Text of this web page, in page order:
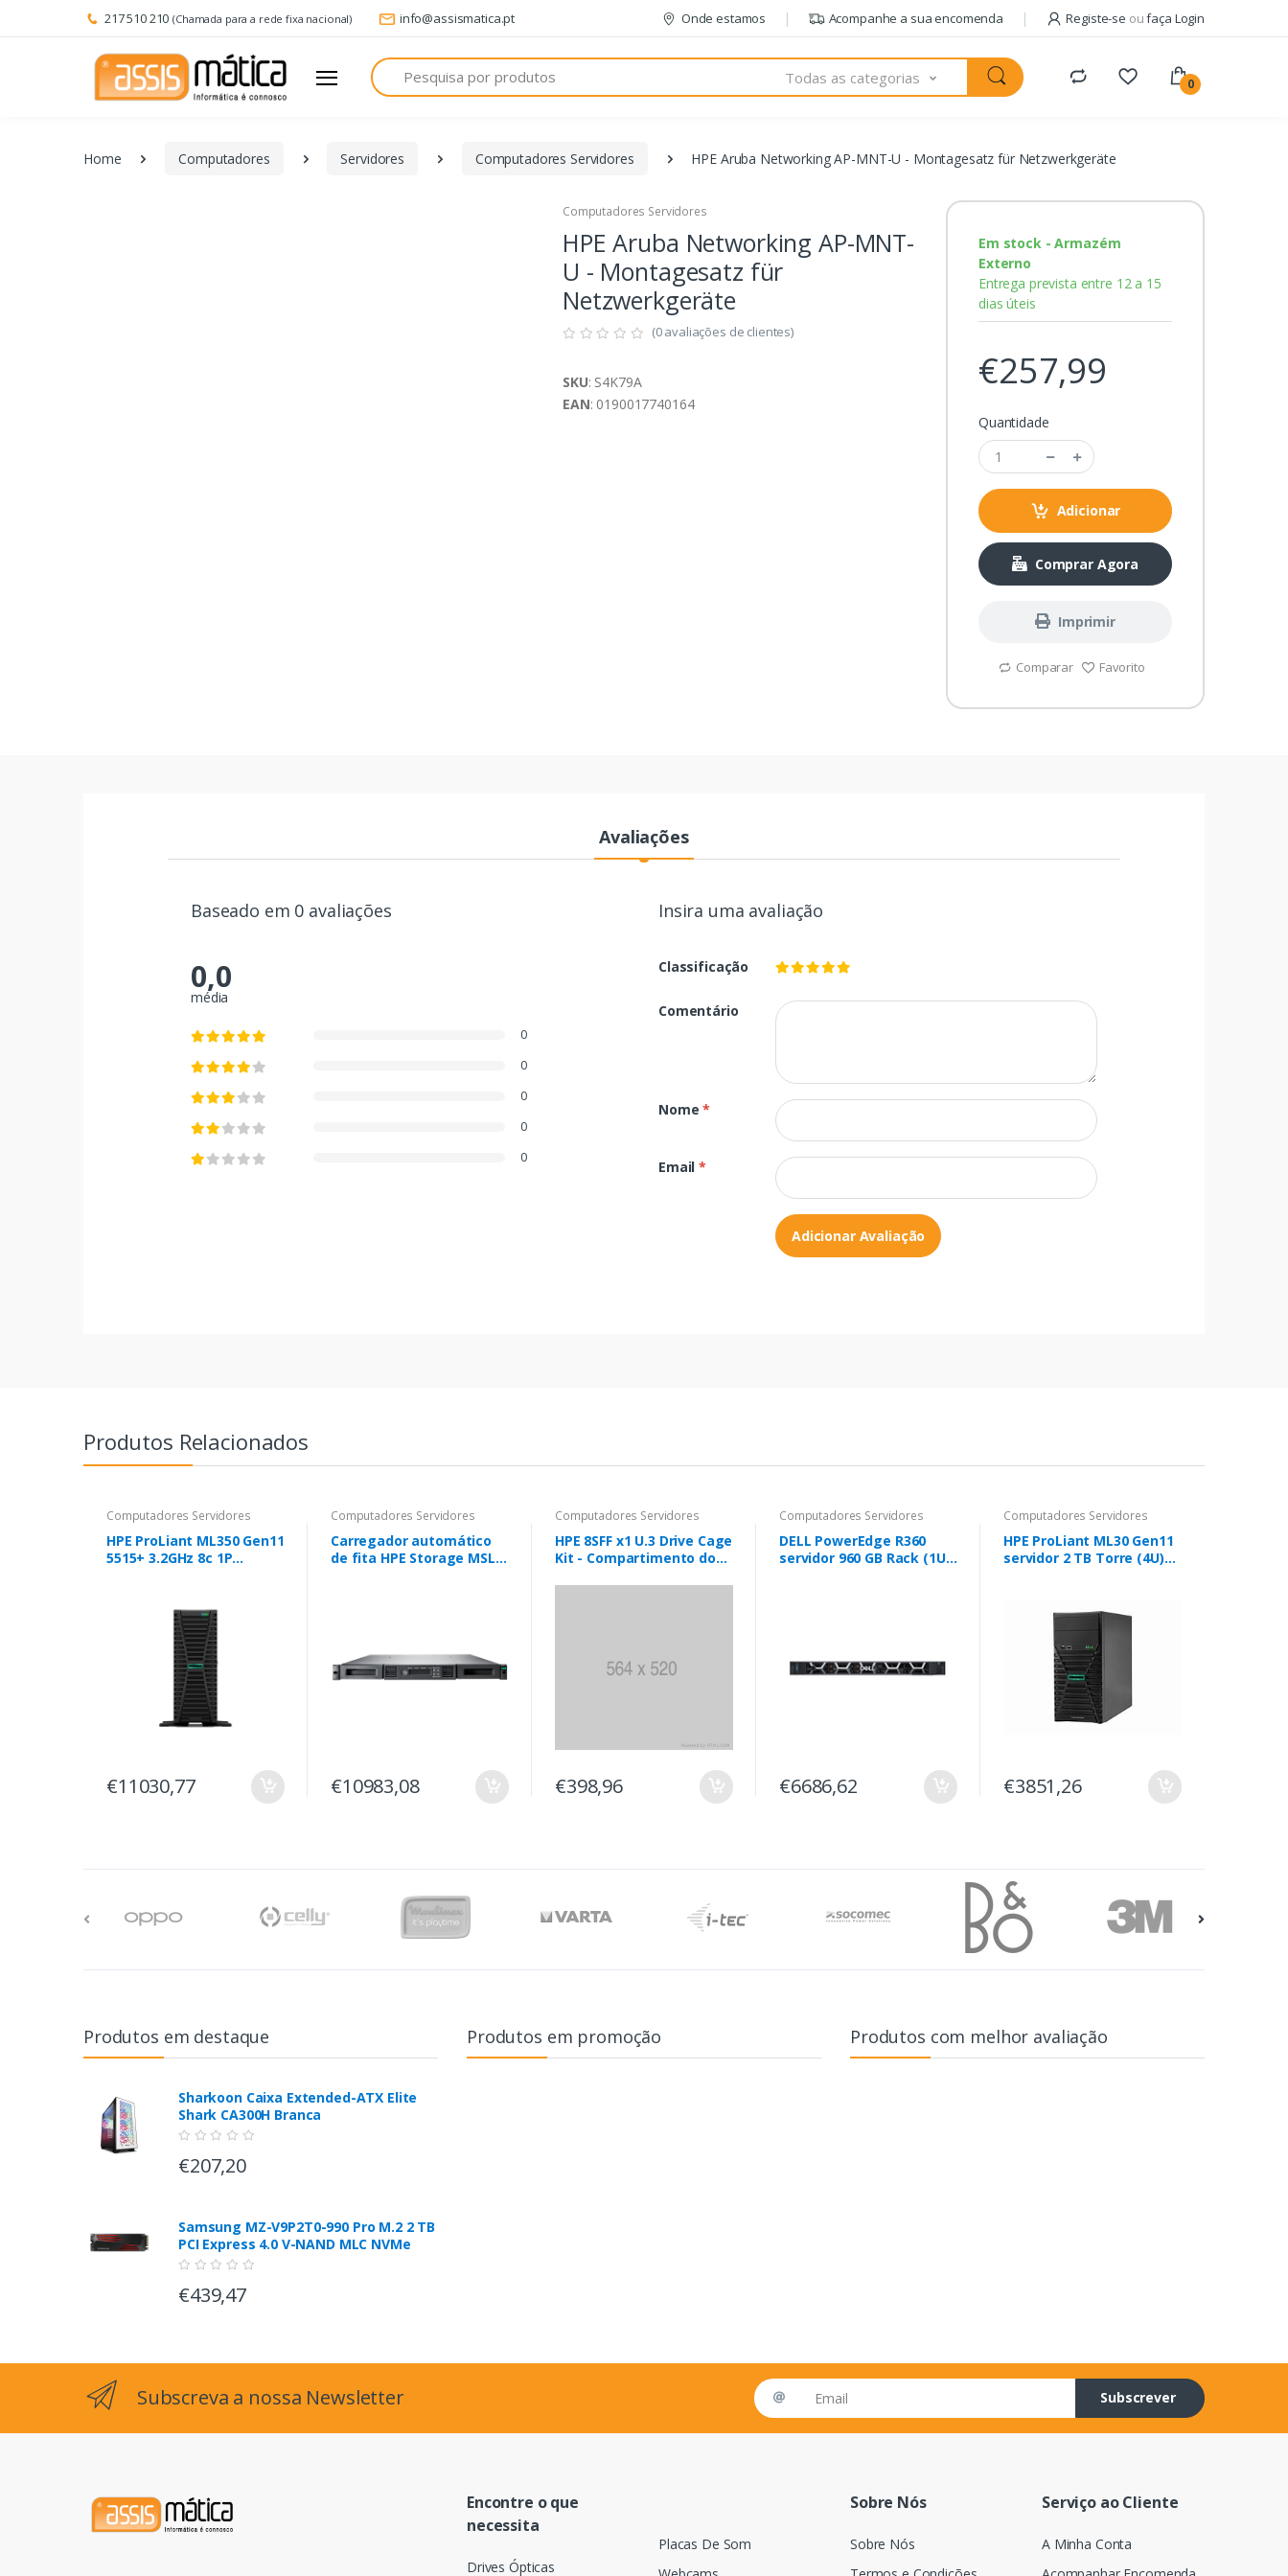
217 510 210 (Chamada para a rede fixa nacional) info@assismatica.pt Onde estamos Acompanhe a sua encomenda Registe-se oufaça Login
Pesquisa
Todas as categorias 0
Home Computadores Servidores Computadores Servidores HPE Aruba Networking AP-MNT-U - Montagesatz für Netzwerkgeräte
Computadores Servidores
HPE Aruba Networking AP-MNT-
U - Montagesatz für
Netzwerkgeräte
(0 avaliações de clientes)
SKU: S4K79A
EAN: 0190017740164
Em stock - Armazém
Externo
Entrega prevista entre 12 a 15
dias úteis
€257,99
Quantidade
Adicionar
Comprar Agora
Imprimir
Comparar Favorito
Avaliações
Baseado em 0 avaliações
0,0
média
0
0
0
0
0
Insira uma avaliação
Classificação
Comentário
Nome*
Email*
Adicionar Avaliação
Produtos Relacionados
Computadores Servidores
HPE ProLiant ML350 Gen11
5515+ 3.2GHz 8c 1P
€11030,77
Computadores Servidores
Carregador automático
de fita HPE Storage MSL
€10983,08
Computadores Servidores
HPE 8SFF x1 U.3 Drive Cage
Kit - Compartimento do
€398,96
Computadores Servidores
DELL PowerEdge R360
servidor 960 GB Rack (1U)
€6686,62
Computadores Servidores
HPE ProLiant ML30 Gen11
servidor 2 TB Torre (4U)
€3851,26
Produtos em destaque
Sharkoon Caixa Extended-ATX Elite
Shark CA300H Branca
€207,20
Samsung MZ-V9P2T0-990 Pro M.2 2 TB
PCI Express 4.0 V-NAND MLC NVMe
€439,47
Produtos em promoção Produtos com melhor avaliação
Subscreva a nossa Newsletter Email address
Subscrever
Encontre o que
necessita
Drives Ópticas
Placas De Som
Sobre Nós
Sobre Nós
Serviço ao Cliente
A Minha Conta